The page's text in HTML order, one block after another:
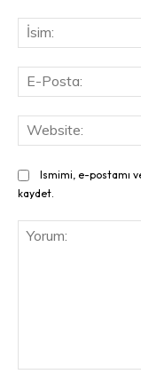
Ismimi, e-postamı
kaydet.